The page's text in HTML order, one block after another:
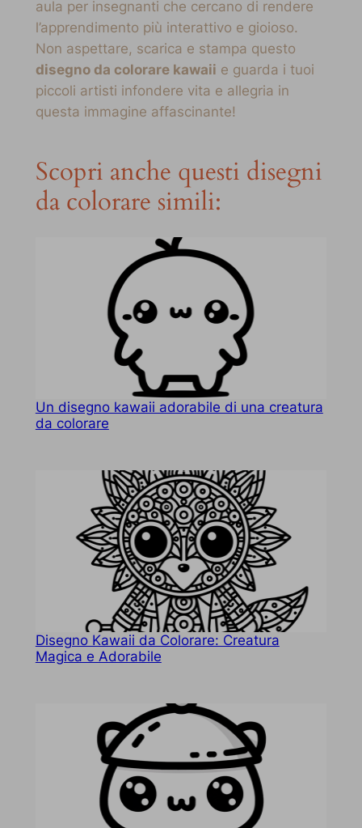
aula per insegnanti che cercano di rendere
l’apprendimento più interattivo e gioioso.
Non aspettare, scarica e stampa questo
disegno da colorare kawaii e guarda i tuoi
piccoli artisti infondere vita e allegria in
questa immagine affascinante!
Scopri anche questi disegni
da colorare simili:
Un disegno kawaii adorabile di una creatura
da colorare
Disegno Kawaii da Colorare: Creatura
Magica e Adorabile